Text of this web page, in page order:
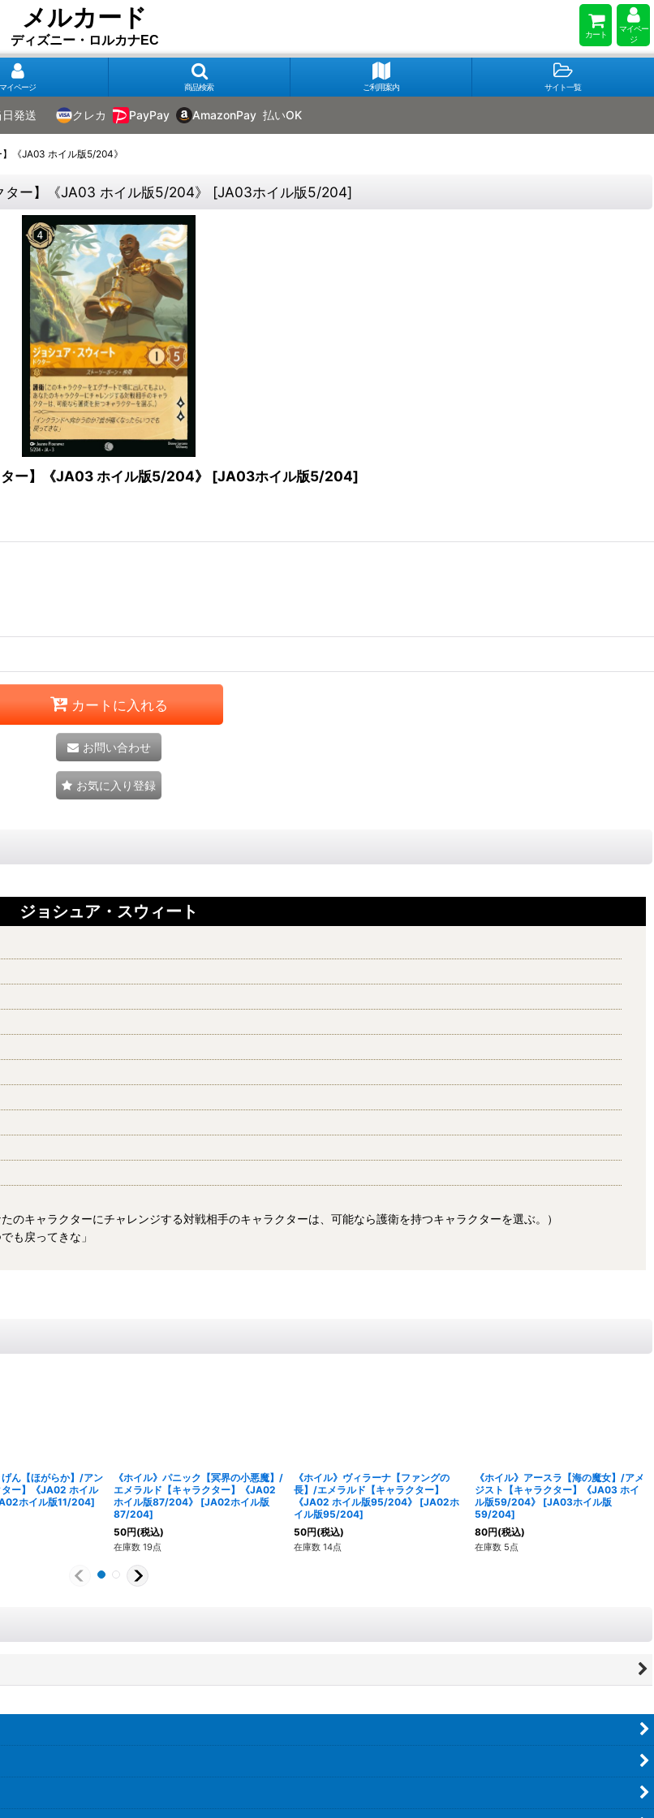
メルカード
ディズニー・ロルカナEC カート
マイペー
ジ
マイページ 商品検索 ご利用案内 サイト一覧
発送 クレカ PayPay AmazonPay 払いOK
《JA03 ホイル版5/204》
ター】《JA03 ホイル版5/204》 [JA03ホイル版5/204]
ター】《JA03 ホイル版5/204》 [JA03ホイル版5/204]
カートに入れる
お問い合わせ
お気に入り登録
ジョシュア・スウィート
キャラクターにチャレンジする対戦相手のキャラクターは、可能なら護衛を持つキャラクターを選ぶ。）
も戻ってきな」
げん【ほがらか】/アン
ー】《JA02 ホイル
ホイル版11/204]
《ホイル》パニック【冥界の小悪魔】/
エメラルド【キャラクター】《JA02
ホイル版87/204》
[JA02ホイル版
87/204]
50円(税込)
在庫数 19点
《ホイル》ヴィラーナ【ファングの
長】/エメラルド【キャラクター】
《JA02 ホイル版95/204》
[JA02ホ
イル版95/204]
50円(税込)
在庫数 14点
《ホイル》アースラ【海の魔女】/アメ
ジスト【キャラクター】《JA03 ホイ
ル版59/204》
[JA03ホイル版
59/204]
80円(税込)
在庫数 5点